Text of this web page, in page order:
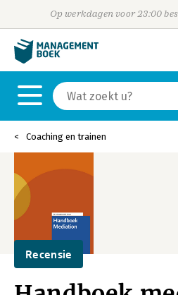
Op werkdagen voor 23:00
Coaching en trainen
Recensie